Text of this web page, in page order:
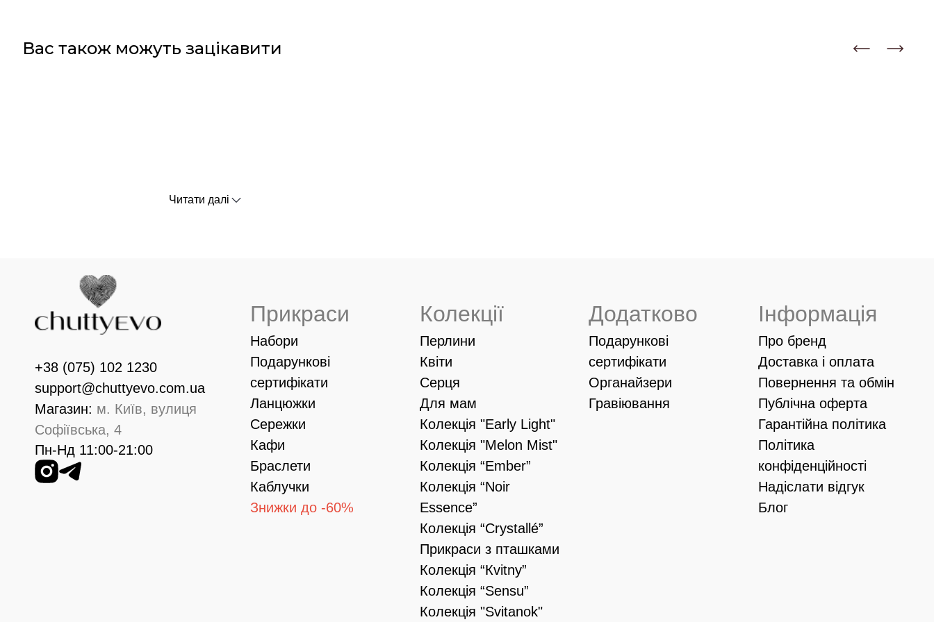
Вас також можуть зацікавити
Читати далі
+38 (075) 102 1230
support@chuttyevo.com.ua
Магазин: м. Київ, вулиця
Софіївська, 4
Пн-Нд 11:00-21:00
Прикраси
Набори
Подарункові
сертифікати
Ланцюжки
Сережки
Кафи
Браслети
Каблучки
Знижки до -60%
Колекції
Перлини
Квіти
Серця
Для мам
Колекція "Early Light"
Колекція "Melon Mist"
Колекція “Ember”
Колекція “Noir
Essence”
Колекція “Crystallé”
Прикраси з пташками
Колекція “Кvitny”
Колекція “Sensu”
Колекція "Svitanok"
Додатково
Подарункові
сертифікати
Органайзери
Гравіювання
Інформація
Про бренд
Доставка і оплата
Повернення та обмін
Публічна оферта
Гарантійна політика
Політика
конфіденційності
Надіслати відгук
Блог